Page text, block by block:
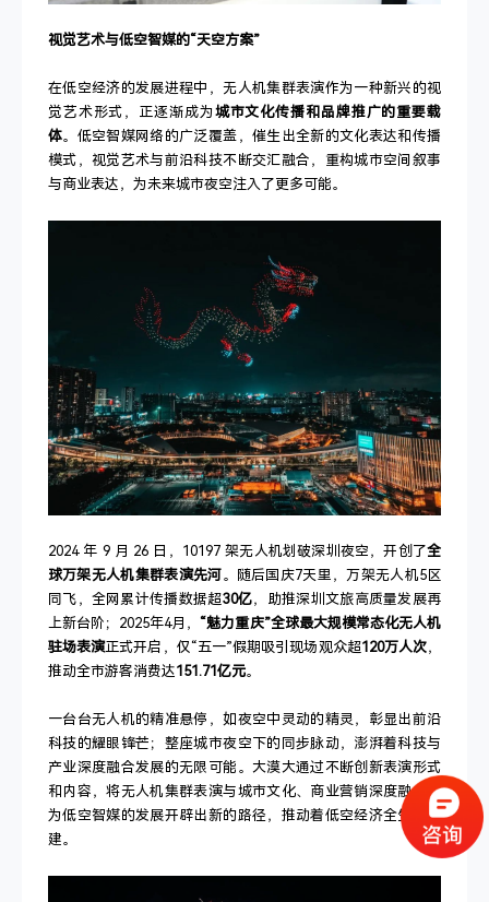
视觉艺术与低空智媒的“天空方案”
在低空经济的发展进程中，无人机集群表演作为一种新兴的视
觉艺术形式，正逐渐成为 城市文化传播和品牌推广的重要载
体。低空智媒网络的广泛覆盖，催生出全新的文化表达和传播
模式，视觉艺术与前沿科技不断交汇融合，重构城市空间叙事
与商业表达，为未来城市夜空注入了更多可能。
2024 年 9 月 26 日，10197 架无人机划破深圳夜空，开创了全
球万架无人机集群表演先河。随后国庆7天里，万架无人机5区
同飞，全网累计传播数据超30亿，助推深圳文旅高质量发展再
上新台阶；2025年4月，“魅力重庆”全球最大规模常态化无人机
驻场表演正式开启，仅“五一”假期吸引现场观众超120万人次，
推动全市游客消费达151.71亿元。
一台台无人机的精准悬停，如夜空中灵动的精灵，彰显出前沿
科技的耀眼锋芒；整座城市夜空下的同步脉动，澎湃着科技与
产业深度融合发展的无限可能。大漠大通过不断创新表演形式
和内容，将无人机集群表演与城市文化、商业营销深度融合，
为低空智媒的发展开辟出新的路径，推动着低空经济全生态构
建。